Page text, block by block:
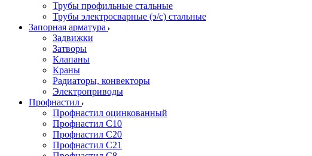
Трубы профильные стальные
Трубы электросварные (э/с) стальные
Запорная арматура
Задвижки
Затворы
Клапаны
Краны
Радиаторы, конвекторы
Электроприводы
Профнастил
Профнастил оцинкованный
Профнастил С10
Профнастил С20
Профнастил С21